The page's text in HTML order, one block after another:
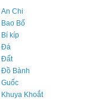
An Chi
Bao Bố
Bí kíp
Đá
Đất
Đồ Bành
Guốc
Khuya Khoắt